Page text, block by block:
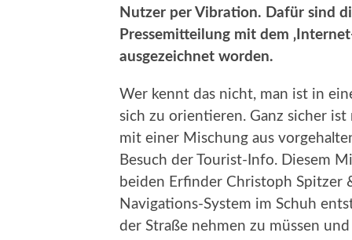
Nutzer per Vibration. Dafür sind
Pressemitteilung mit dem
ausgezeichnet worden.
Wer kennt das nicht, man ist in
sich zu orientieren. Ganz sicher
mit einer Mischung aus
Besuch der Tourist-Info. Diesem
beiden Erfinder Christoph Spitzer
Navigations-System im Schuh
der Straße nehmen zu müssen